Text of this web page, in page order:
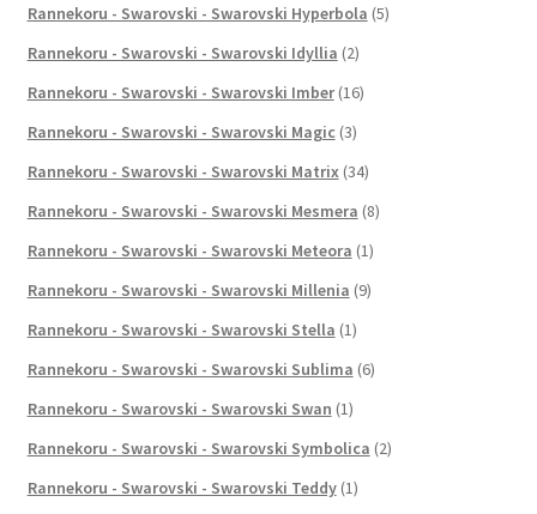
Rannekoru - Swarovski - Swarovski Hyperbola (5)
Rannekoru - Swarovski - Swarovski Idyllia (2)
Rannekoru - Swarovski - Swarovski Imber (16)
Rannekoru - Swarovski - Swarovski Magic (3)
Rannekoru - Swarovski - Swarovski Matrix (34)
Rannekoru - Swarovski - Swarovski Mesmera (8)
Rannekoru - Swarovski - Swarovski Meteora (1)
Rannekoru - Swarovski - Swarovski Millenia (9)
Rannekoru - Swarovski - Swarovski Stella (1)
Rannekoru - Swarovski - Swarovski Sublima (6)
Rannekoru - Swarovski - Swarovski Swan (1)
Rannekoru - Swarovski - Swarovski Symbolica (2)
Rannekoru - Swarovski - Swarovski Teddy (1)